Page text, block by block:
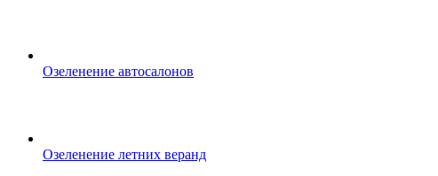
Озеленение автосалонов
Озеленение летних веранд